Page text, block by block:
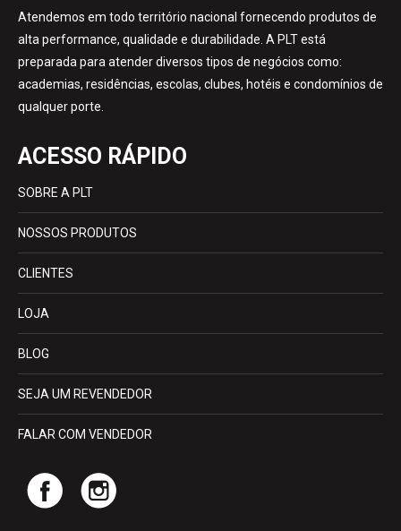
Atendemos em todo território nacional fornecendo produtos de
alta performance, qualidade e durabilidade. A PLT está
preparada para atender diversos tipos de negócios como:
academias, residências, escolas, clubes, hotéis e condomínios de
qualquer porte.
ACESSO RÁPIDO
SOBRE A PLT
NOSSOS PRODUTOS
CLIENTES
LOJA
BLOG
SEJA UM REVENDEDOR
FALAR COM VENDEDOR